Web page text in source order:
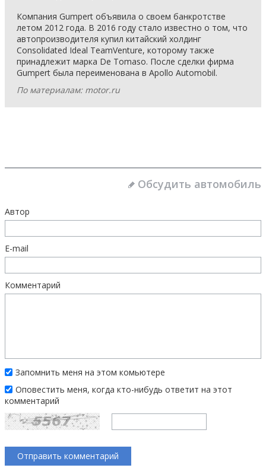
Компания Gumpert объявила о своем банкротстве
летом 2012 года. В 2016 году стало известно о том, что
автопроизводителя купил китайский холдинг
Consolidated Ideal TeamVenture, которому также
принадлежит марка De Tomaso. После сделки фирма
Gumpert была переименована в Apollo Automobil.
По материалам: motor.ru
Обсудить автомобиль
Автор
E-mail
Комментарий
Запомнить меня на этом комьютере
Оповестить меня, когда кто-нибудь ответит на этот
комментарий